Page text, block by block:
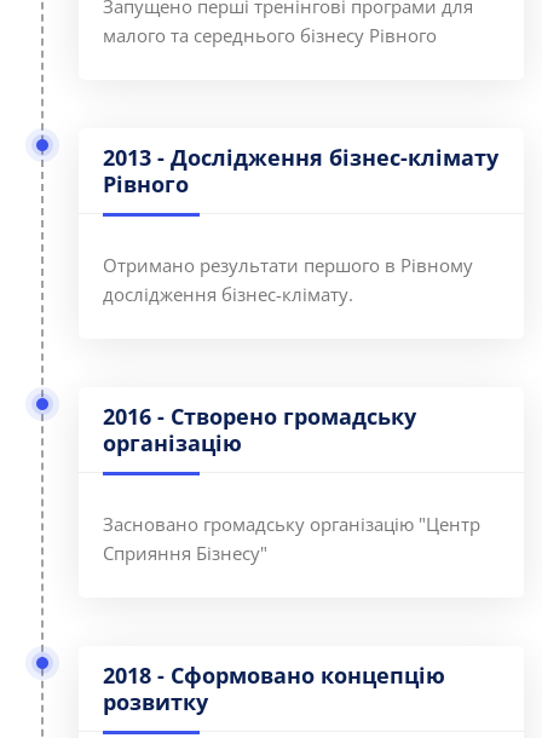
Запущено перші тренінгові програми для
малого та середнього бізнесу Рівного
2013 - Дослідження бізнес-клімату
Рівного
Отримано результати першого в Рівному
дослідження бізнес-клімату.
2016 - Створено громадську
організацію
Засновано громадську організацію "Центр
Сприяння Бізнесу"
2018 - Сформовано концепцію
розвитку